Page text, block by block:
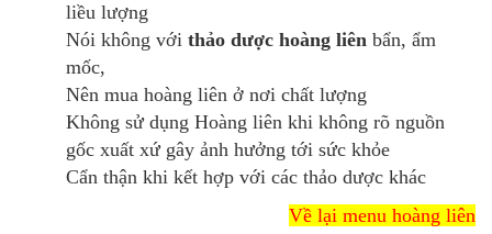
liều lượng
Nói không với thảo dược hoàng liên bẩn, ẩm
mốc,
Nên mua hoàng liên ở nơi chất lượng
Không sử dụng Hoàng liên khi không rõ nguồn
gốc xuất xứ gây ảnh hưởng tới sức khỏe
Cẩn thận khi kết hợp với các thảo dược khác
Về lại menu hoàng liên